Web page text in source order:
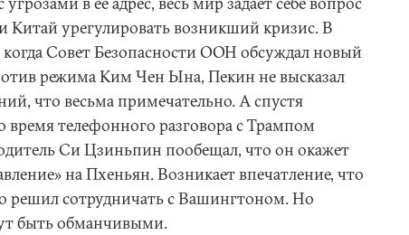
Китай урегулировать возникший кризис. В
Совет Безопасности ООН обсуждал новый
режима Ким Чен Ына, Пекин не высказал
что весьма примечательно. А спустя
время телефонного разговора с Трампом
Си Цзиньпин пообещал, что он окажет
на Пхеньян. Возникает впечатление, что
решил сотрудничать с Вашингтоном. Но
быть обманчивыми.